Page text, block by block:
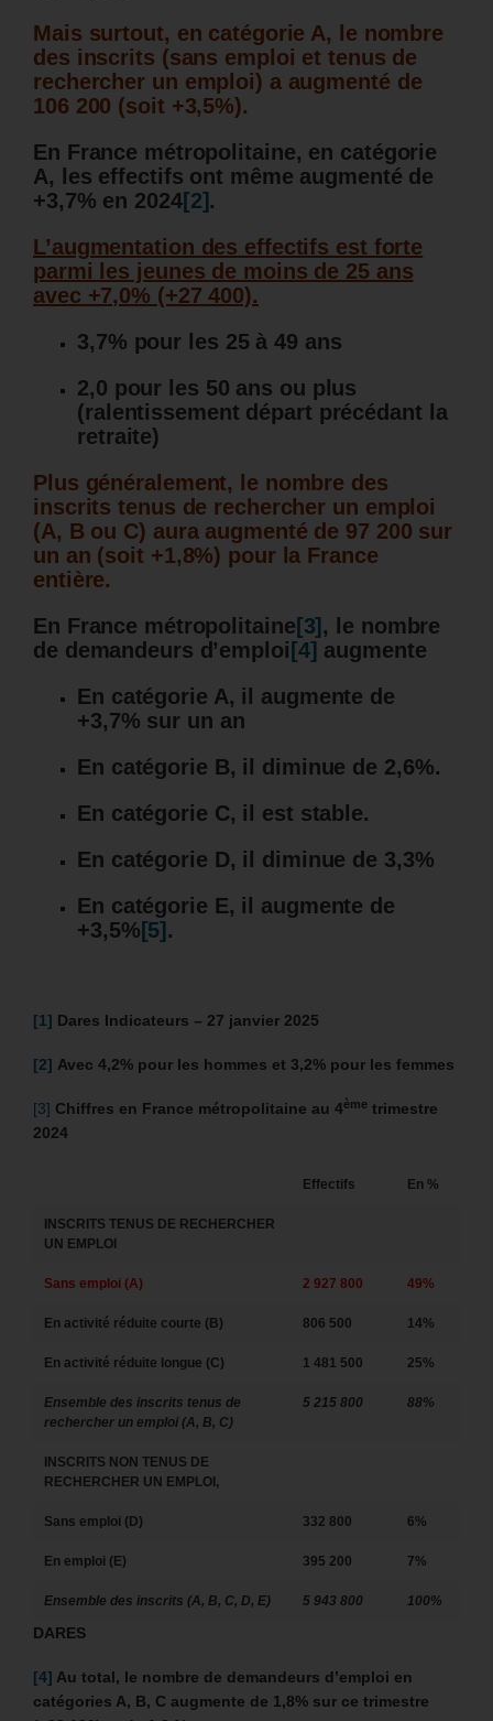
Mais surtout, en catégorie A, le nombre
des inscrits (sans emploi et tenus de
rechercher un emploi) a augmenté de
106 200 (soit +3,5%).
En France métropolitaine, en catégorie
A, les effectifs ont même augmenté de
+3,7% en 2024[2].
L’augmentation des effectifs est forte
parmi les jeunes de moins de 25 ans
avec +7,0% (+27 400).
3,7% pour les 25 à 49 ans
2,0 pour les 50 ans ou plus
(ralentissement départ précédant la
retraite)
Plus généralement, le nombre des
inscrits tenus de rechercher un emploi
(A, B ou C) aura augmenté de 97 200 sur
un an (soit +1,8%) pour la France
entière.
En France métropolitaine [3] , le nombre
de demandeurs d’emploi [4] augmente
En catégorie A, il augmente de
+3,7% sur un an
En catégorie B, il diminue de 2,6%.
En catégorie C, il est stable.
En catégorie D, il diminue de 3,3%
En catégorie E, il augmente de
+3,5% [5] .
[1] Dares Indicateurs – 27 janvier 2025
[2] Avec 4,2% pour les hommes et 3,2% pour les femmes
[3] Chiffres en France métropolitaine au 4ème trimestre
2024
Effectifs En %
INSCRITS TENUS DE RECHERCHER
UN EMPLOI
Sans emploi (A) 2 927 800 49%
En activité réduite courte (B) 806 500 14%
En activité réduite longue (C) 1 481 500 25%
Ensemble des inscrits tenus de
rechercher un emploi (A, B, C)
5 215 800 88%
INSCRITS NON TENUS DE
RECHERCHER UN EMPLOI,
Sans emploi (D) 332 800 6%
En emploi (E) 395 200 7%
Ensemble des inscrits (A, B, C, D, E) 5 943 800 100%
DARES
[4] Au total, le nombre de demandeurs d’emploi en
catégories A, B, C augmente de 1,8% sur ce trimestre